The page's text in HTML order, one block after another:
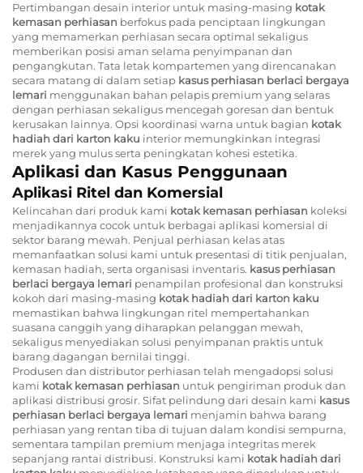
Pertimbangan desain interior untuk masing-masing kotak
kemasan perhiasan berfokus pada penciptaan lingkungan
yang memamerkan perhiasan secara optimal sekaligus
memberikan posisi aman selama penyimpanan dan
pengangkutan. Tata letak kompartemen yang direncanakan
secara matang di dalam setiap kasus perhiasan berlaci bergaya
lemari menggunakan bahan pelapis premium yang selaras
dengan perhiasan sekaligus mencegah goresan dan bentuk
kerusakan lainnya. Opsi koordinasi warna untuk bagian kotak
hadiah dari karton kaku interior memungkinkan integrasi
merek yang mulus serta peningkatan kohesi estetika.
Aplikasi dan Kasus Penggunaan
Aplikasi Ritel dan Komersial
Kelincahan dari produk kami kotak kemasan perhiasan koleksi
menjadikannya cocok untuk berbagai aplikasi komersial di
sektor barang mewah. Penjual perhiasan kelas atas
memanfaatkan solusi kami untuk presentasi di titik penjualan,
kemasan hadiah, serta organisasi inventaris. kasus perhiasan
berlaci bergaya lemari penampilan profesional dan konstruksi
kokoh dari masing-masing kotak hadiah dari karton kaku
memastikan bahwa lingkungan ritel mempertahankan
suasana canggih yang diharapkan pelanggan mewah,
sekaligus menyediakan solusi penyimpanan praktis untuk
barang dagangan bernilai tinggi.
Produsen dan distributor perhiasan telah mengadopsi solusi
kami kotak kemasan perhiasan untuk pengiriman produk dan
aplikasi distribusi grosir. Sifat pelindung dari desain kami kasus
perhiasan berlaci bergaya lemari menjamin bahwa barang
perhiasan yang rentan tiba di tujuan dalam kondisi sempurna,
sementara tampilan premium menjaga integritas merek
sepanjang rantai distribusi. Konstruksi kami kotak hadiah dari